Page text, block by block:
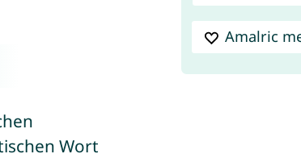
Amalric
Wort